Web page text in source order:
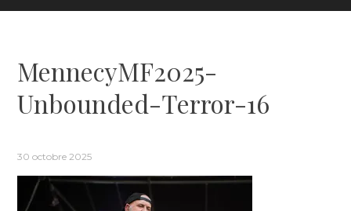
MennecyMF2025-
Unbounded-Terror-16
30 octobre 2025